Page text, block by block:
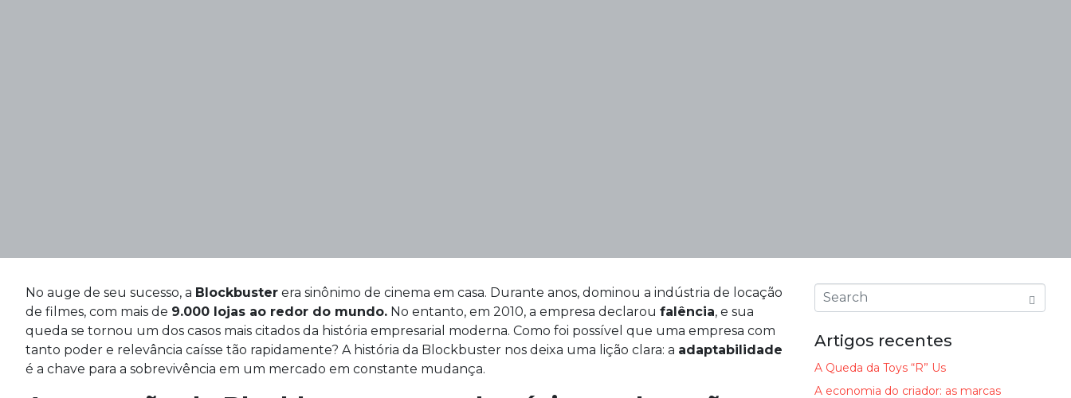
No auge de seu sucesso, a Blockbuster era sinônimo de cinema em casa. Durante anos, dominou a indústria de locação
de filmes, com mais de 9.000 lojas ao redor do mundo. No entanto, em 2010, a empresa declarou falência, e sua
queda se tornou um dos casos mais citados da história empresarial moderna. Como foi possível que uma empresa com
tanto poder e relevância caísse tão rapidamente? A história da Blockbuster nos deixa uma lição clara: a adaptabilidade
é a chave para a sobrevivência em um mercado em constante mudança.
Artigos recentes
A Queda da Toys “R” Us
A economia do criador: as marcas